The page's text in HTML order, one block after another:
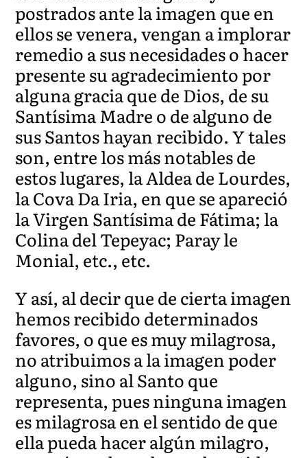
postrados ante la imagen que en
ellos se venera, vengan a implorar
remedio a sus necesidades o hacer
presente su agradecimiento por
alguna gracia que de Dios, de su
Santísima Madre o de alguno de
sus Santos hayan recibido. Y tales
son, entre los más notables de
estos lugares, la Aldea de Lourdes,
la Cova Da Iria, en que se apareció
la Virgen Santísima de Fátima; la
Colina del Tepeyac; Paray le
Monial, etc., etc.
Y así, al decir que de cierta imagen
hemos recibido determinados
favores, o que es muy milagrosa,
no atribuimos a la imagen poder
alguno, sino al Santo que
representa, pues ninguna imagen
es milagrosa en el sentido de que
ella pueda hacer algún milagro,